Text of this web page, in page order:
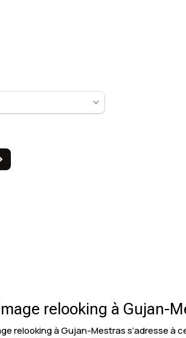
relooking à Gujan-
relooking à Gujan-Mestras s’adresse